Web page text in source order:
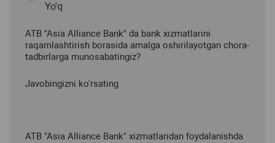
Yo'q
ATB "Asia Alliance Bank" da bank xizmatlarini
raqamlashtirish borasida amalga oshirilayotgan chora-
tadbirlarga munosabatingiz?
Javobingizni ko'rsating
ATB "Asia Alliance Bank" xizmatlaridan foydalanishda